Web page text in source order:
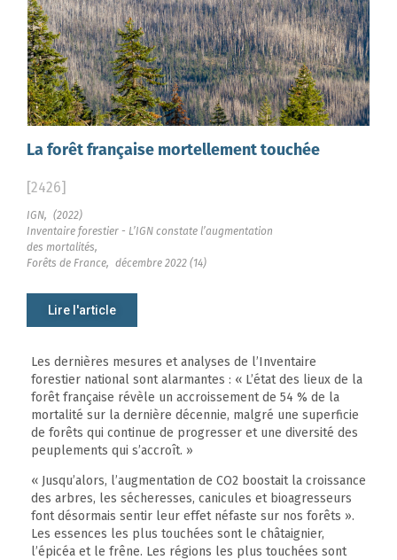
La forêt française mortellement touchée
[2426]
IGN, (2022)
Inventaire forestier - L’IGN constate l’augmentation
des mortalités,
Forêts de France, décembre 2022 (14)
Lire l'article
Les dernières mesures et analyses de l’Inventaire
forestier national sont alarmantes : « L’état des lieux de la
forêt française révèle un accroissement de 54 % de la
mortalité sur la dernière décennie, malgré une superficie
de forêts qui continue de progresser et une diversité des
peuplements qui s’accroît. »
« Jusqu’alors, l’augmentation de CO2 boostait la croissance
des arbres, les sécheresses, canicules et bioagresseurs
font désormais sentir leur effet néfaste sur nos forêts ».
Les essences les plus touchées sont le châtaignier,
l’épicéa et le frêne. Les régions les plus touchées sont